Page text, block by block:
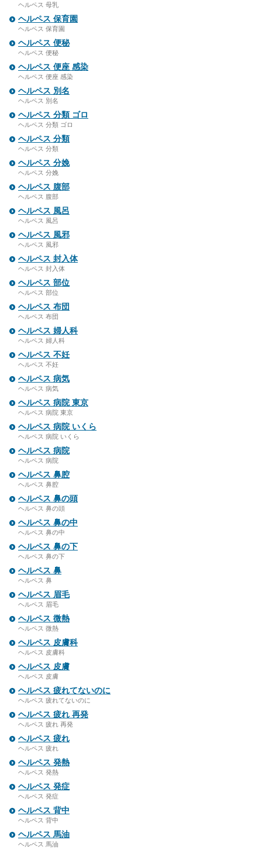
ヘルペス 母乳
ヘルペス 保育園
ヘルペス 保育園
ヘルペス 便秘
ヘルペス 便秘
ヘルペス 便座 感染
ヘルペス 便座 感染
ヘルペス 別名
ヘルペス 別名
ヘルペス 分類 ゴロ
ヘルペス 分類 ゴロ
ヘルペス 分類
ヘルペス 分類
ヘルペス 分娩
ヘルペス 分娩
ヘルペス 腹部
ヘルペス 腹部
ヘルペス 風呂
ヘルペス 風呂
ヘルペス 風邪
ヘルペス 風邪
ヘルペス 封入体
ヘルペス 封入体
ヘルペス 部位
ヘルペス 部位
ヘルペス 布団
ヘルペス 布団
ヘルペス 婦人科
ヘルペス 婦人科
ヘルペス 不妊
ヘルペス 不妊
ヘルペス 病気
ヘルペス 病気
ヘルペス 病院 東京
ヘルペス 病院 東京
ヘルペス 病院 いくら
ヘルペス 病院 いくら
ヘルペス 病院
ヘルペス 病院
ヘルペス 鼻腔
ヘルペス 鼻腔
ヘルペス 鼻の頭
ヘルペス 鼻の頭
ヘルペス 鼻の中
ヘルペス 鼻の中
ヘルペス 鼻の下
ヘルペス 鼻の下
ヘルペス 鼻
ヘルペス 鼻
ヘルペス 眉毛
ヘルペス 眉毛
ヘルペス 微熱
ヘルペス 微熱
ヘルペス 皮膚科
ヘルペス 皮膚科
ヘルペス 皮膚
ヘルペス 皮膚
ヘルペス 疲れてないのに
ヘルペス 疲れてないのに
ヘルペス 疲れ 再発
ヘルペス 疲れ 再発
ヘルペス 疲れ
ヘルペス 疲れ
ヘルペス 発熱
ヘルペス 発熱
ヘルペス 発症
ヘルペス 発症
ヘルペス 背中
ヘルペス 背中
ヘルペス 馬油
ヘルペス 馬油